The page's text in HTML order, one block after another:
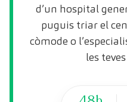
d’un hospital
puguis triar el
còmode o
les